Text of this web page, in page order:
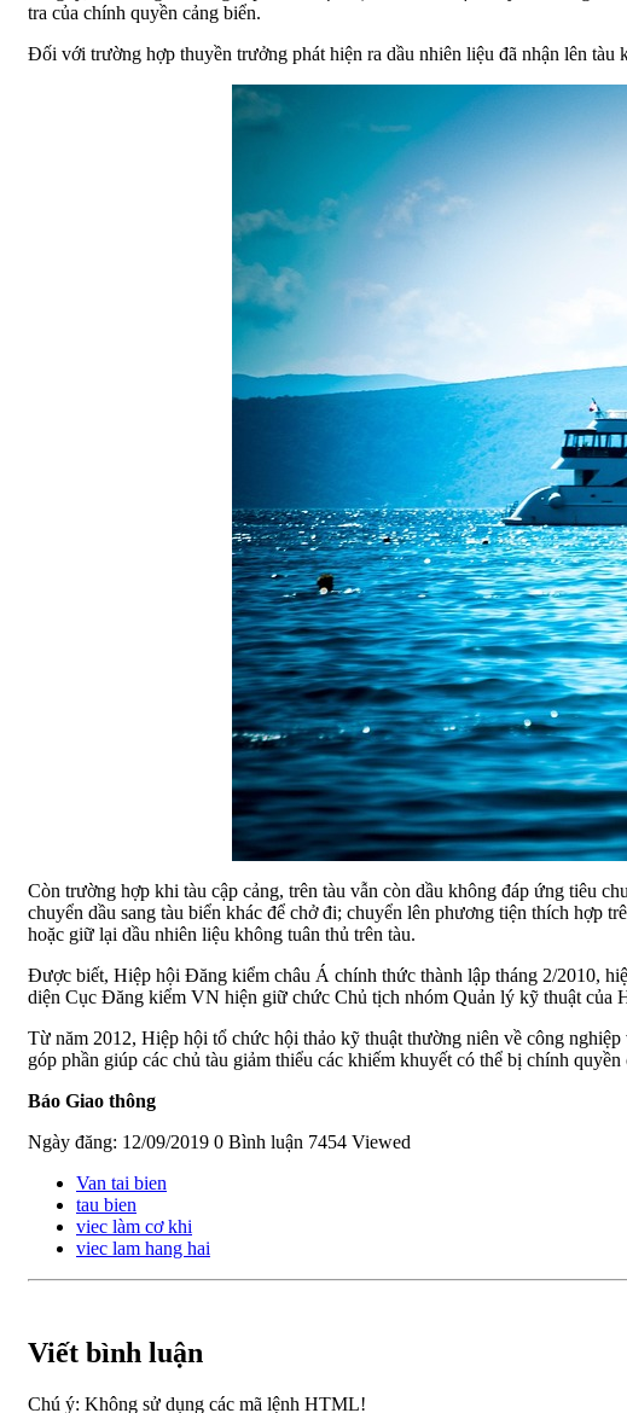
tra của chính quyền cảng biển.
Đối với trường hợp thuyền trưởng phát hiện ra dầu nhiên liệu đã nhận lên
Còn trường hợp khi tàu cập cảng, trên tàu vẫn còn dầu không đáp ứng tiêu
chuyển dầu sang tàu biển khác để chở đi; chuyển lên phương tiện thích hợp
hoặc giữ lại dầu nhiên liệu không tuân thủ trên tàu.
Được biết, Hiệp hội Đăng kiểm châu Á chính thức thành lập tháng 2/2010,
diện Cục Đăng kiểm VN hiện giữ chức Chủ tịch nhóm Quản lý kỹ thuật của
Từ năm 2012, Hiệp hội tổ chức hội thảo kỹ thuật thường niên về công
góp phần giúp các chủ tàu giảm thiểu các khiếm khuyết có thể bị chính
Báo Giao thông
Ngày đăng: 12/09/2019 0 Bình luận 7454 Viewed
Van tai bien
tau bien
viec làm cơ khi
viec lam hang hai
Viết bình luận
Chú ý: Không sử dụng các mã lệnh HTML!